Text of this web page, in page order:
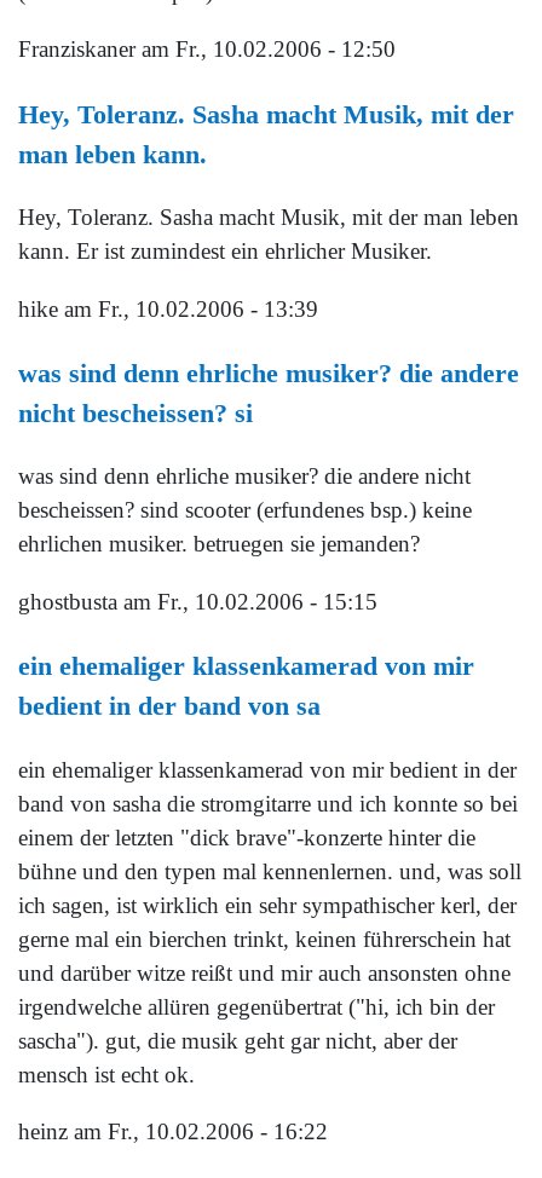
Franziskaneram Fr., 10.02.2006 - 12:50
Hey, Toleranz. Sasha macht Musik, mit der
man leben kann.
Hey, Toleranz. Sasha macht Musik, mit der man leben
kann. Er ist zumindest ein ehrlicher Musiker.
hike am Fr., 10.02.2006 - 13:39
was sind denn ehrliche musiker? die andere
nicht bescheissen? si
was sind denn ehrliche musiker? die andere nicht
bescheissen? sind scooter (erfundenes bsp.) keine
ehrlichen musiker. betruegen sie jemanden?
ghostbusta am Fr., 10.02.2006 - 15:15
ein ehemaliger klassenkamerad von mir
bedient in der band von sa
ein ehemaliger klassenkamerad von mir bedient in der
band von sasha die stromgitarre und ich konnte so bei
einem der letzten "dick brave"-konzerte hinter die
bühne und den typen mal kennenlernen. und, was soll
ich sagen, ist wirklich ein sehr sympathischer kerl, der
gerne mal ein bierchen trinkt, keinen führerschein hat
und darüber witze reißt und mir auch ansonsten ohne
irgendwelche allüren gegenübertrat ("hi, ich bin der
sascha"). gut, die musik geht gar nicht, aber der
mensch ist echt ok.
heinz am Fr., 10.02.2006 - 16:22